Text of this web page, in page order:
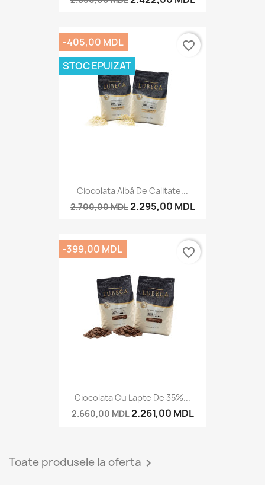
Ciocolata Albă De Calitate...
2.700,00 MDL2.295,00 MDL
-405,00 MDL
STOC EPUIZAT
favorite_border
Ciocolata Cu Lapte De 35%...
2.660,00 MDL2.261,00 MDL
-399,00 MDL favorite_border
Toate produsele la oferta 